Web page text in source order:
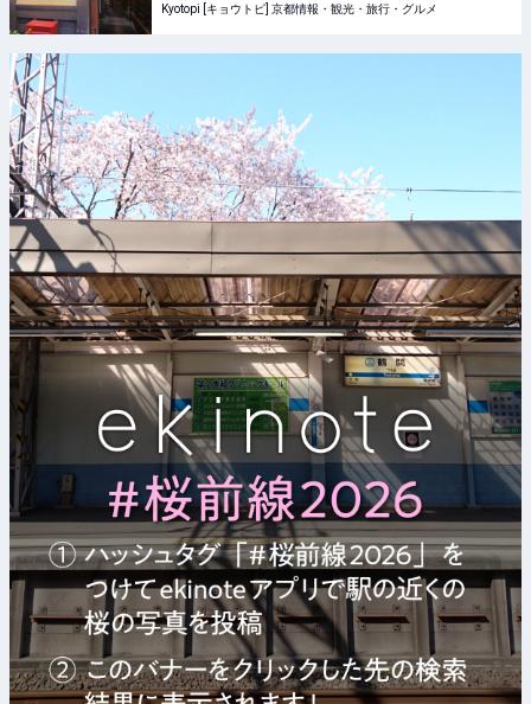
Kyotopi [キョウトピ] 京都情報・観光・旅行・グルメ